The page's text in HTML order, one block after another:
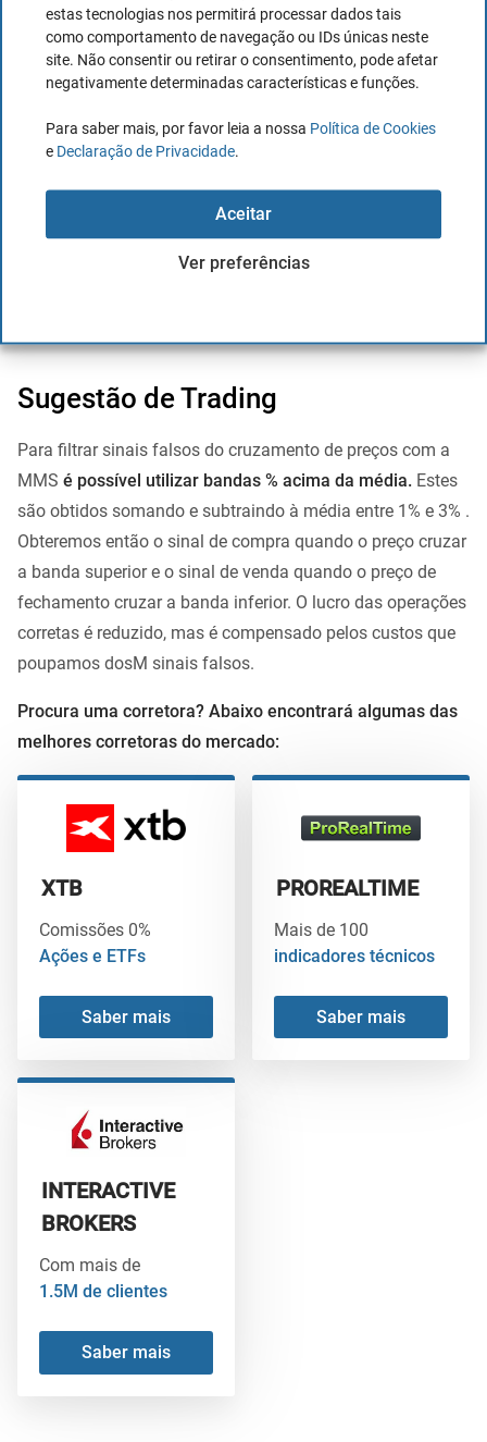
estas tecnologias nos permitirá processar dados tais
como comportamento de navegação ou IDs únicas neste
site. Não consentir ou retirar o consentimento, pode afetar
negativamente determinadas características e funções.
Para saber mais, por favor leia a nossa Política de Cookies
e Declaração de Privacidade
Aceitar
Ver preferências
Umalimitação da MMS é que ela é modificada até duas
vezes a partir de cada ponto de dados.Ao incluir um novo
preço para a média móvel, algo positivo, o que se procura
é precisamente que a média possa indicar as alterações
no preço.
A limitação ocorre quando a MMS muda novamente
quando um preço anterior é removido no final do período
abrangido pela média. Esta é uma dificuldade, pois pode
Sugestão de Trading
Para filtrar sinais falsos do cruzamento de preços com a
MMS é possível utilizar bandas % acima da média. Estes
são obtidos somando e subtraindo à média entre 1% e 3% .
Obteremos então o sinal de compra quando o preço cruzar
a banda superior e o sinal de venda quando o preço de
fechamento cruzar a banda inferior. O lucro das operações
corretas é reduzido, mas é compensado pelos custos que
poupamos dosM sinais falsos.
Procura uma corretora? Abaixo encontrará algumas das
melhores corretoras do mercado:
XTB
Comissões 0%
Ações e ETFs
Saber mais
PROREALTIME
Mais de 100
indicadores técnicos
Saber mais
INTERACTIVE
BROKERS
Com mais de
1.5M de clientes
Saber mais